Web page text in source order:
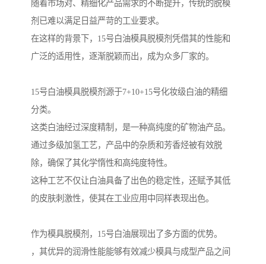
随着市场对、精细化产品需求的不断提升，传统的脱模
剂已难以满足日益严苛的工业要求。
在这样的背景下，15号白油模具脱模剂凭借其的性能和
广泛的适用性，逐渐脱颖而出，成为众多厂家的。
15号白油模具脱模剂源于7+10+15号化妆级白油的精细
分类。
这类白油经过深度精制，是一种高纯度的矿物油产品。
通过多级加氢工艺，产品中的杂质和芳香烃被有效脱
除，确保了其化学惰性和高纯度特性。
这种工艺不仅让白油具备了出色的稳定性，还赋予其低
的皮肤刺激性，使其在工业应用中同样表现出色。
作为模具脱模剂，15号白油展现出了多方面的优势。
，其优异的润滑性能能够有效减少模具与成型产品之间